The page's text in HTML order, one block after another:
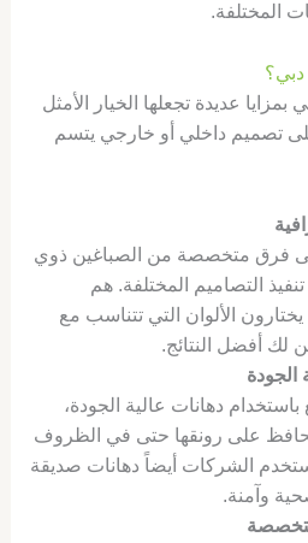
المختلفة.
دبي؟
عديدة تجعلها الخيار الأمثل
تصميم داخلي أو خارجي يتسم
فرق متخصصة من الصباغين ذوي
التصاميم المختلفة. هم
الألوان التي تتناسب مع
لك أفضل النتائج.
الجودة
دهانات عالية الجودة،
على رونقها حتى في الظروف
الشركات أيضاً دهانات صديقة
وآمنة.